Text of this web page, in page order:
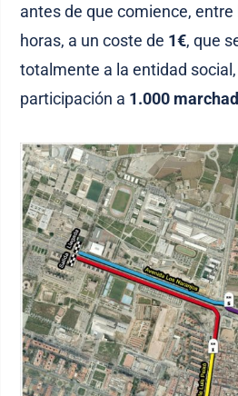
antes de que comience, entre
horas, a un coste de 1€, que
totalmente a la entidad
participación a 1.000